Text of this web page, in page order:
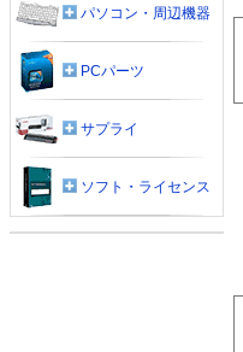
パソコン・周辺機器
PCパーツ
サプライ
ソフト・ライセンス